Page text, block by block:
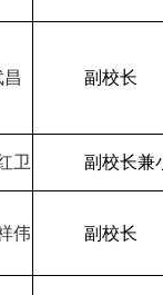
昌 副校长
卫 副校长兼
伟 副校长